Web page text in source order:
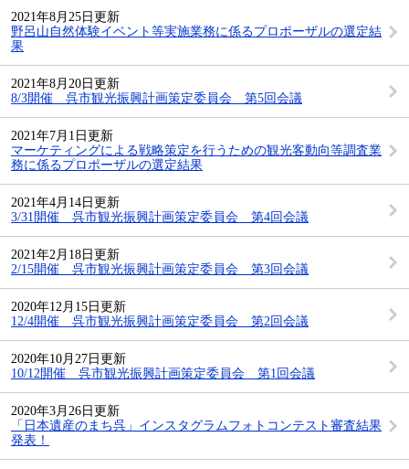
2021年8月25日更新
野呂山自然体験イベント等実施業務に係るプロポーザルの選定結
果
2021年8月20日更新
8/3開催 呉市観光振興計画策定委員会 第5回会議
2021年7月1日更新
マーケティングによる戦略策定を行うための観光客動向等調査業
務に係るプロポーザルの選定結果
2021年4月14日更新
3/31開催 呉市観光振興計画策定委員会 第4回会議
2021年2月18日更新
2/15開催 呉市観光振興計画策定委員会 第3回会議
2020年12月15日更新
12/4開催 呉市観光振興計画策定委員会 第2回会議
2020年10月27日更新
10/12開催 呉市観光振興計画策定委員会 第1回会議
2020年3月26日更新
「日本遺産のまち呉」インスタグラムフォトコンテスト審査結果
発表！